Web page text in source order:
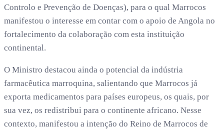
Controlo e Prevenção de Doenças), para o qual Marrocos
manifestou o interesse em contar com o apoio de Angola no
fortalecimento da colaboração com esta instituição
continental.
O Ministro destacou ainda o potencial da indústria
farmacêutica marroquina, salientando que Marrocos já
exporta medicamentos para países europeus, os quais, por
sua vez, os redistribui para o continente africano. Nesse
contexto, manifestou a intenção do Reino de Marrocos de